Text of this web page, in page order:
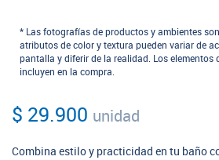
* Las fotografías de productos y ambientes
atributos de color y textura pueden variar de
pantalla y diferir de la realidad. Los elementos
incluyen en la compra.
$ 29.900 unidad
Combina estilo y practicidad en tu baño